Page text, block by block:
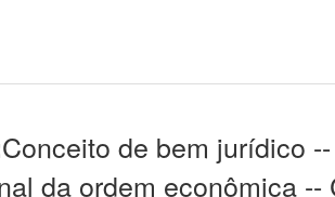
Conceito de bem jurídico
da ordem econômica